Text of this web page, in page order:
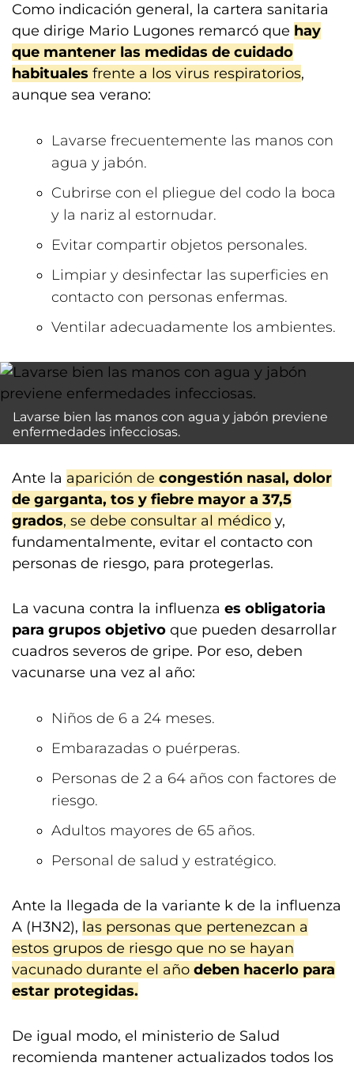
Como indicación general, la cartera sanitaria
que dirige Mario Lugones remarcó que hay
que mantener las medidas de cuidado
habituales frente a los virus respiratorios,
aunque sea verano:
Lavarse frecuentemente las manos con
agua y jabón.
Cubrirse con el pliegue del codo la boca
y la nariz al estornudar.
Evitar compartir objetos personales.
Limpiar y desinfectar las superficies en
contacto con personas enfermas.
Ventilar adecuadamente los ambientes.
Lavarse bien las manos con agua y jabón previene
enfermedades infecciosas.
Ante la aparición de congestión nasal, dolor
de garganta, tos y fiebre mayor a 37,5
grados, se debe consultar al médico y,
fundamentalmente, evitar el contacto con
personas de riesgo, para protegerlas.
La vacuna contra la influenza es obligatoria
para grupos objetivo que pueden desarrollar
cuadros severos de gripe. Por eso, deben
vacunarse una vez al año:
Niños de 6 a 24 meses.
Embarazadas o puérperas.
Personas de 2 a 64 años con factores de
riesgo.
Adultos mayores de 65 años.
Personal de salud y estratégico.
Ante la llegada de la variante k de la influenza
A (H3N2), las personas que pertenezcan a
estos grupos de riesgo que no se hayan
vacunado durante el año deben hacerlo para
estar protegidas.
De igual modo, el ministerio de Salud
recomienda mantener actualizados todos los